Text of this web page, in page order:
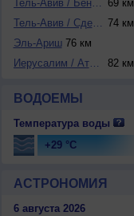
Тель-Авив / Бен-Г... 69 км
Тель-Авив / Сде-Д... 74 км
Эль-Ариш76 км
Иерусалим / Атаро...
82 км
ВОДОЕМЫ
Температура воды
+29 °C
АСТРОНОМИЯ
6 августа 2026